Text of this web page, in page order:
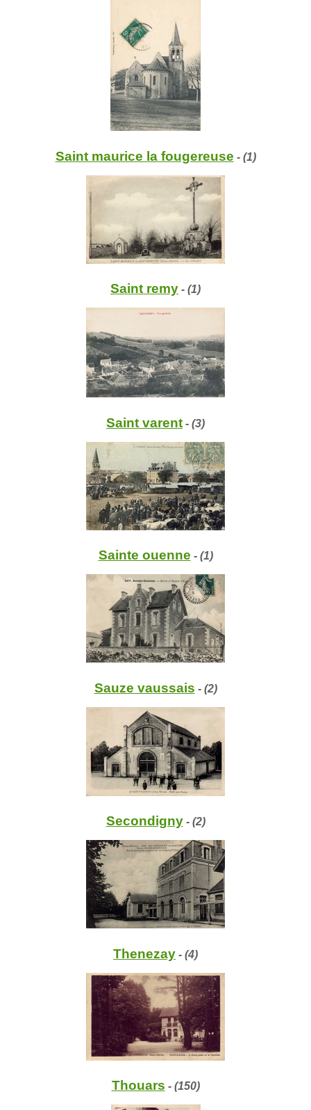
Saint maurice la fougereuse - (1)
Saint remy - (1)
Saint varent - (3)
Sainte ouenne - (1)
Sauze vaussais - (2)
Secondigny- (2)
Thenezay - (4)
Thouars - (150)